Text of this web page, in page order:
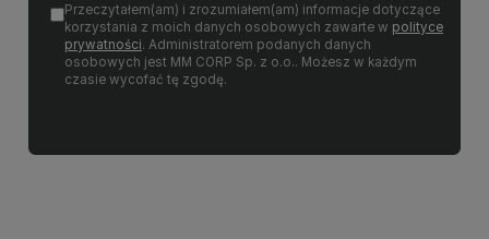
Przeczytałem(am) i zrozumiałem(am) informacje dotyczące
korzystania z moich danych osobowych zawarte w polityce
prywatności. Administratorem podanych danych
osobowych jest MM CORP Sp. z o.o.. Możesz w każdym
czasie wycofać tę zgodę.